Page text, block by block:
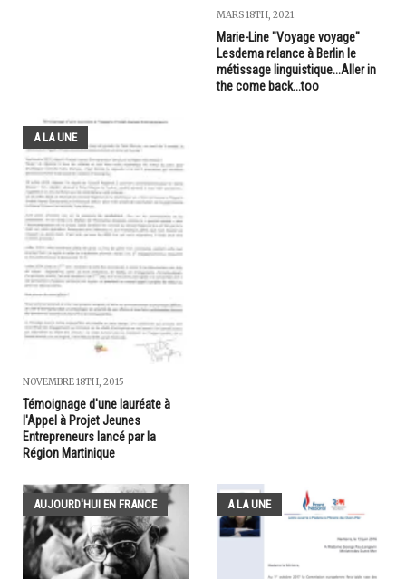
MARS 18TH, 2021
Marie-Line "Voyage voyage"
Lesdema relance à Berlin le
métissage linguistique...Aller in
the come back...too
A LA UNE
NOVEMBRE 18TH, 2015
Témoignage d'une lauréate à
l'Appel à Projet Jeunes
Entrepreneurs lancé par la
Région Martinique
AUJOURD'HUI EN FRANCE A LA UNE